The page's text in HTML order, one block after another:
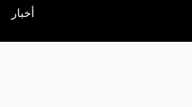
أخبار